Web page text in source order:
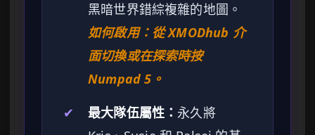
黑暗世界錯綜複雜的地圖。
如何啟用：從 XMODhub 介
面切換或在探索時按
Numpad 5。
✔
最大隊伍屬性：永久將